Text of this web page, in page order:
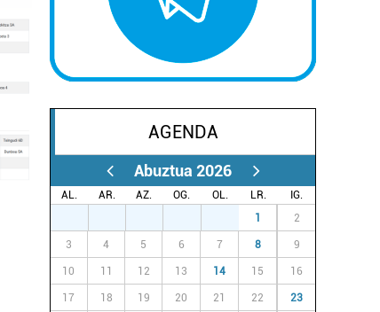
AGENDA
Abuztua 2026
AL. AR. AZ. OG. OL. LR.
IG.
1 2
3 4 5 6 7 8 9
10 11 12 13 14 15 16
17 18 19 20 21 22 23